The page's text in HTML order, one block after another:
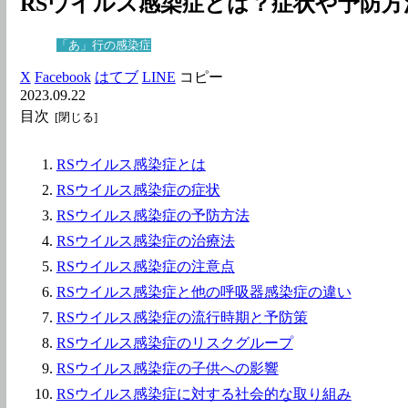
「あ」行の感染症
X Facebook はてブ LINE コピー
2023.09.22
目次
RSウイルス感染症とは
RSウイルス感染症の症状
RSウイルス感染症の予防方法
RSウイルス感染症の治療法
RSウイルス感染症の注意点
RSウイルス感染症と他の呼吸器感染症の違い
RSウイルス感染症の流行時期と予防策
RSウイルス感染症のリスクグループ
RSウイルス感染症の子供への影響
RSウイルス感染症に対する社会的な取り組み